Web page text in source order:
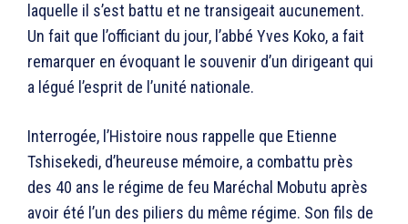
laquelle il s’est battu et ne transigeait aucunement.
Un fait que l’officiant du jour, l’abbé Yves Koko, a fait
remarquer en évoquant le souvenir d’un dirigeant qui
a légué l’esprit de l’unité nationale.
Interrogée, l’Histoire nous rappelle que Etienne
Tshisekedi, d’heureuse mémoire, a combattu près
des 40 ans le régime de feu Maréchal Mobutu après
avoir été l’un des piliers du même régime. Son fils de